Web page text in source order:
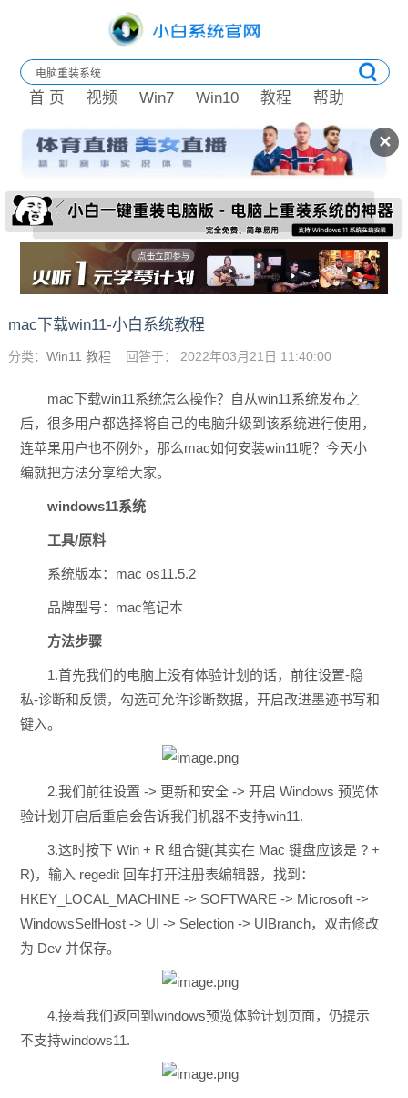
✕
首 页 视频 Win7 Win10 教程 帮助
mac下载win11-小白系统教程
分类： Win11 教程 回答于： 2022年03月21日 11:40:00
mac下载win11系统怎么操作？自从win11系统发布之
后，很多用户都选择将自己的电脑升级到该系统进行使用，
连苹果用户也不例外，那么mac如何安装win11呢？今天小
编就把方法分享给大家。
windows11系统
工具/原料
系统版本：mac os11.5.2
品牌型号：mac笔记本
方法步骤
1.首先我们的电脑上没有体验计划的话，前往设置-隐
私-诊断和反馈，勾选可允许诊断数据，开启改进墨迹书写和
键入。
2.我们前往设置 -> 更新和安全 -> 开启 Windows 预览体
验计划开启后重启会告诉我们机器不支持win11.
3.这时按下 Win + R 组合键(其实在 Mac 键盘应该是 ? +
R)，输入 regedit 回车打开注册表编辑器，找到：
HKEY_LOCAL_MACHINE -> SOFTWARE -> Microsoft ->
WindowsSelfHost -> UI -> Selection -> UIBranch，双击修改
为 Dev 并保存。
4.接着我们返回到windows预览体验计划页面，仍提示
不支持windows11.